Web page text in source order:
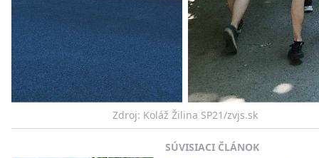
Zdroj: Koláž Žilina SP21/zvjs.sk
SÚVISIACI ČLÁNOK